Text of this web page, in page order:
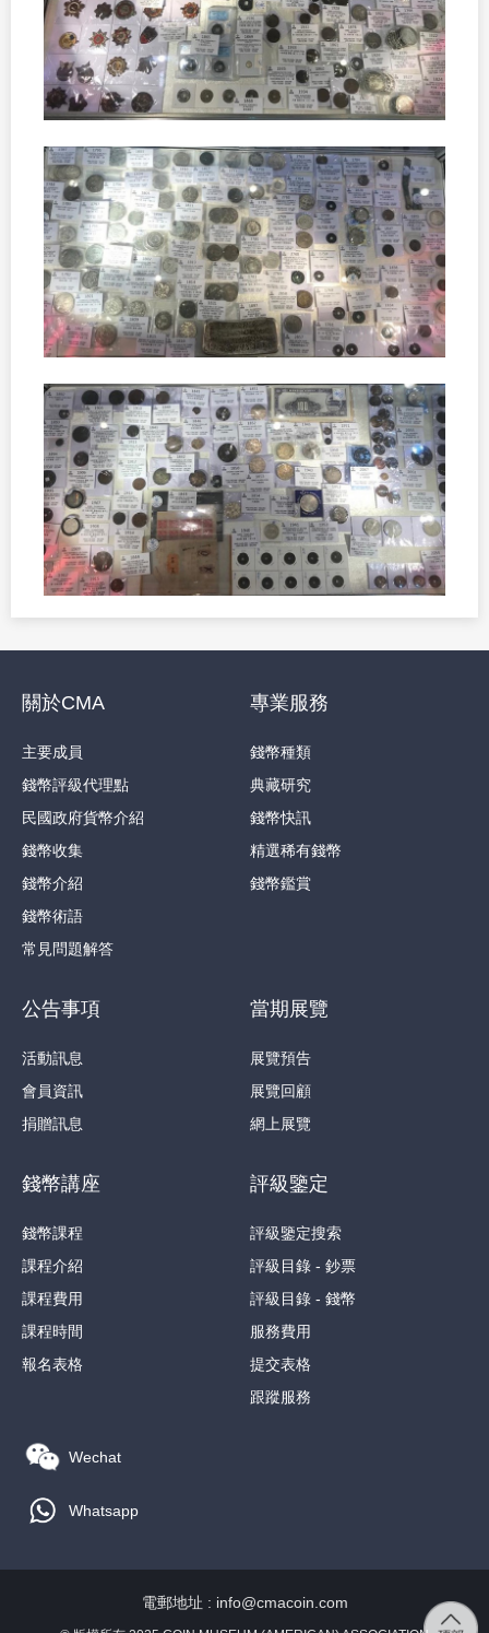
關於CMA
主要成員
錢幣評級代理點
民國政府貨幣介紹
錢幣收集
錢幣介紹
錢幣術語
常見問題解答
專業服務
錢幣種類
典藏研究
錢幣快訊
精選稀有錢幣
錢幣鑑賞
公告事項
活動訊息
會員資訊
捐贈訊息
當期展覽
展覽預告
展覽回顧
網上展覽
錢幣講座
錢幣課程
課程介紹
課程費用
課程時間
報名表格
評級鑒定
評級鑒定搜索
評級目錄 - 鈔票
評級目錄 - 錢幣
服務費用
提交表格
跟蹤服務
Wechat
Whatsapp
電郵地址 : info@cmacoin.com